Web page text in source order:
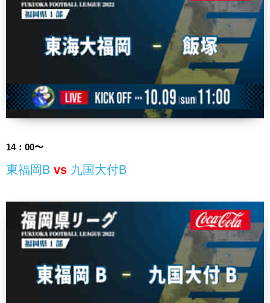
14：00〜
東福岡B vs 九国大付B